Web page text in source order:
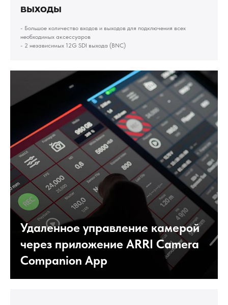
выходы
- Большое количество входов и выходов для подключения всех
необходимых аксессуаров
- 2 независимых 12G SDI выхода (BNC)
Удаленное управление камерой
через приложение ARRI Camera
Companion App